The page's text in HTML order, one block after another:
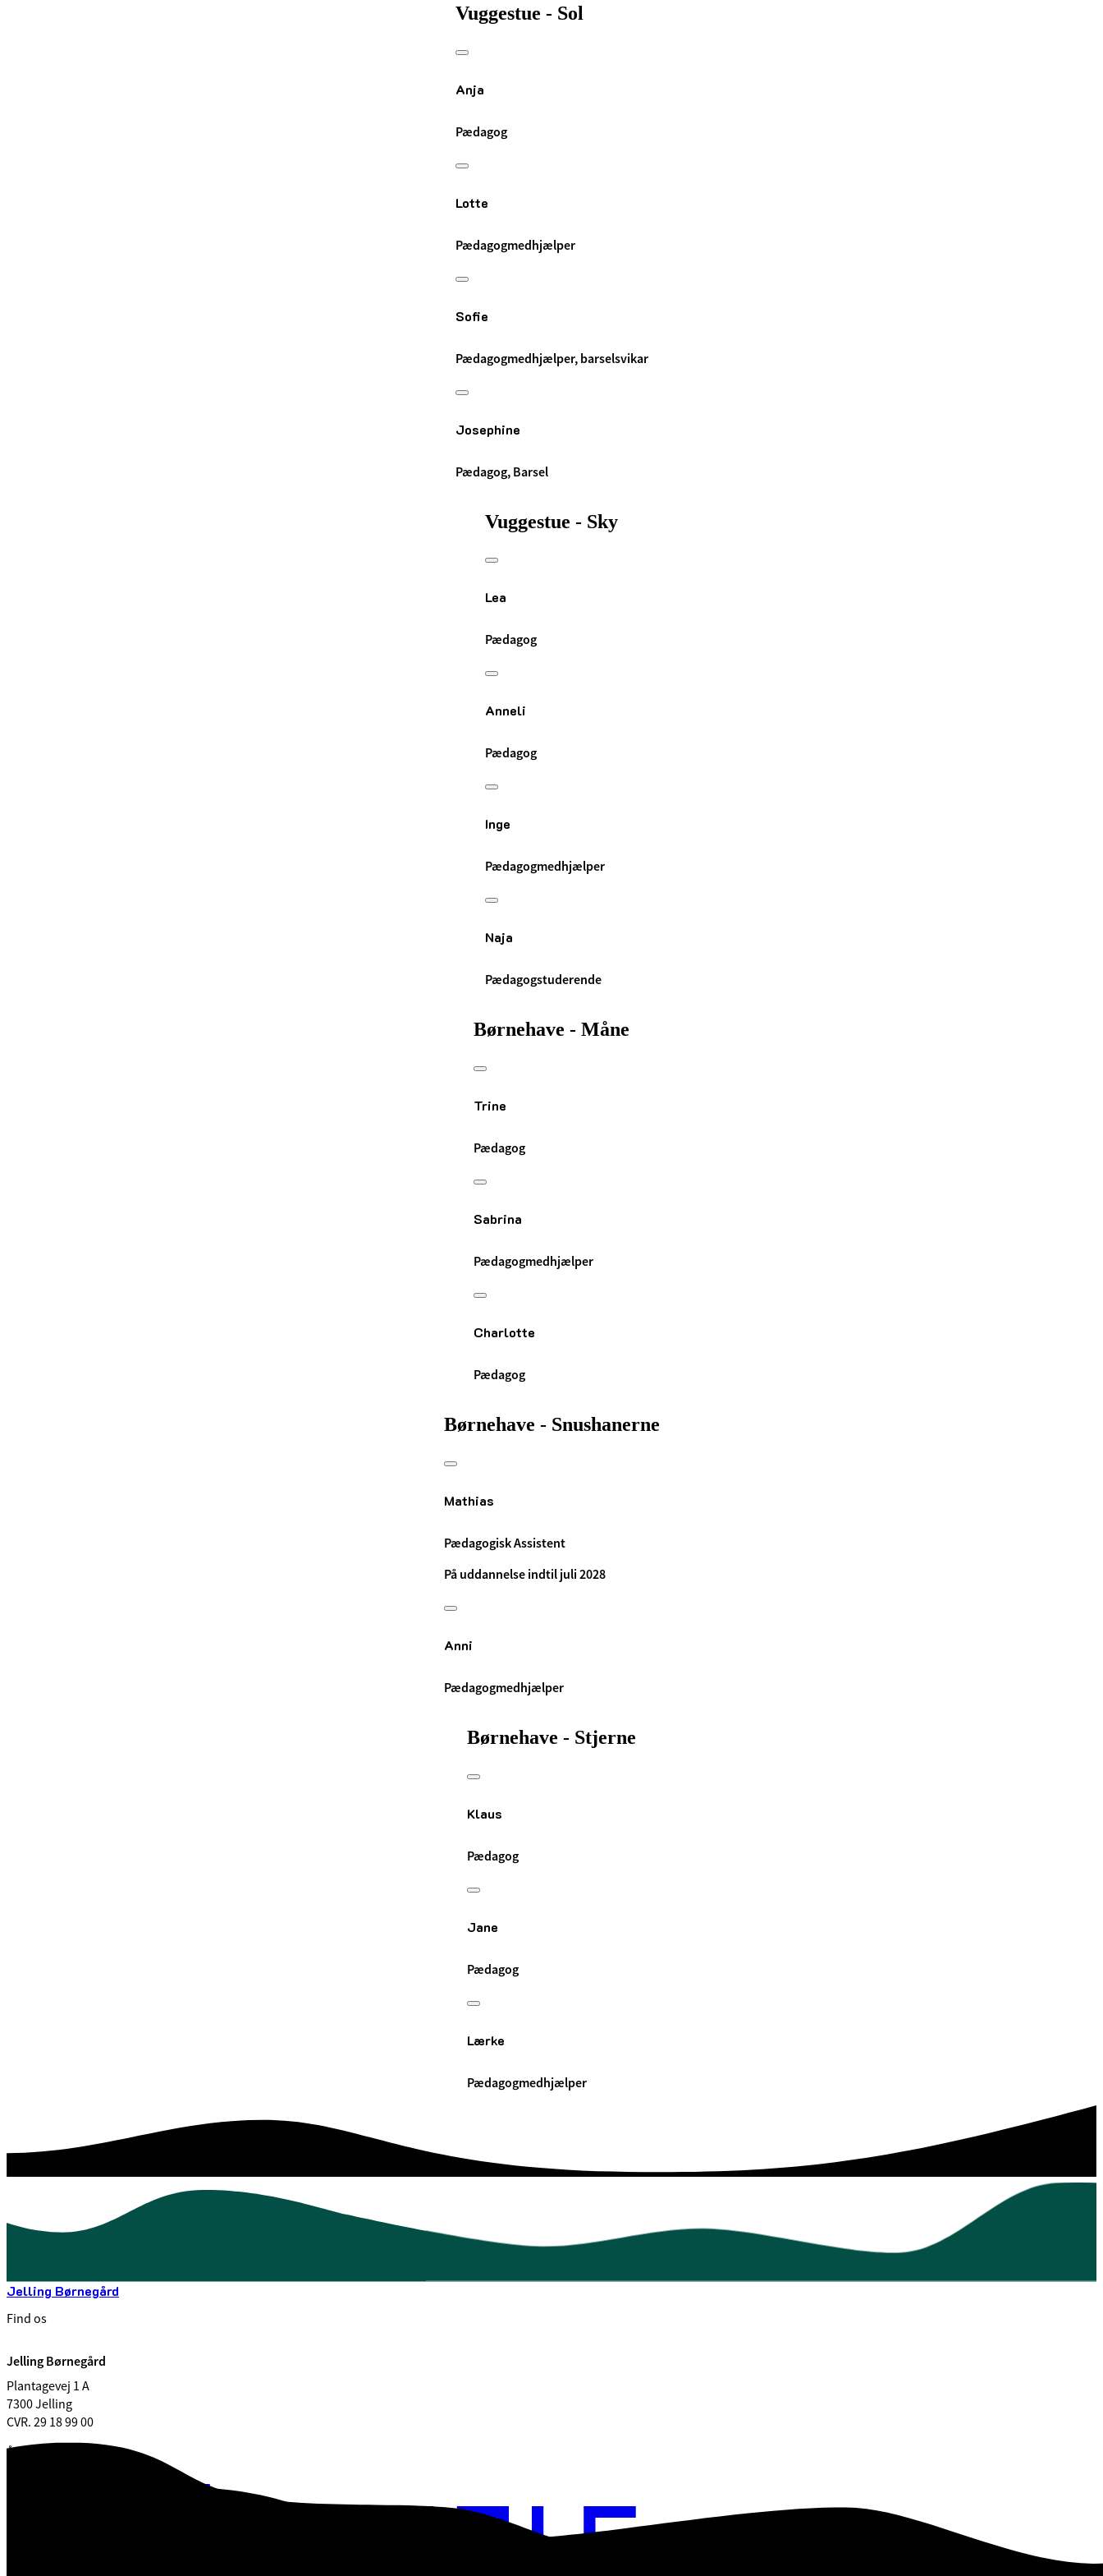
Vuggestue - Sol
Anja
Pædagog
Lotte
Pædagogmedhjælper
Sofie
Pædagogmedhjælper, barselsvikar
Josephine
Pædagog, Barsel
Vuggestue - Sky
Lea
Pædagog
Anneli
Pædagog
Inge
Pædagogmedhjælper
Naja
Pædagogstuderende
Børnehave - Måne
Trine
Pædagog
Sabrina
Pædagogmedhjælper
Charlotte
Pædagog
Børnehave - Snushanerne
Mathias
Pædagogisk Assistent
På uddannelse indtil juli 2028
Anni
Pædagogmedhjælper
Børnehave - Stjerne
Klaus
Pædagog
Jane
Pædagog
Lærke
Pædagogmedhjælper
Jelling Børnegård
Find os
Jelling Børnegård
Plantagevej 1 A
7300 Jelling
CVR. 29 18 99 00
Åbningstider
Åbningstider i Jelling Børnegård